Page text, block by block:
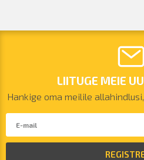
LIITUGE MEIE
Hankige oma meilile